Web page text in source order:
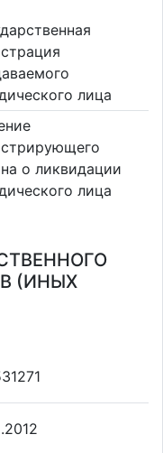
лица
о ликвидации
лица
(ИНЫХ